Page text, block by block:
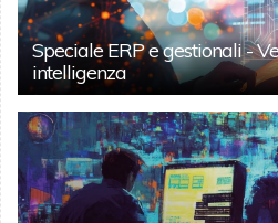
Speciale ERP e gestionali -
intelligenza